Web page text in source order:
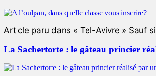
Article paru dans « Tel-Avivre » Sauf
La Sachertorte : le gâteau princier